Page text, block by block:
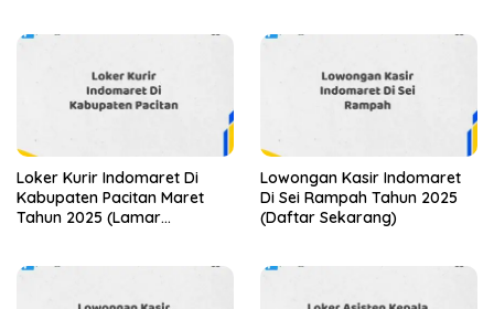
Loker Kurir Indomaret Di
Kabupaten Pacitan Maret
Tahun 2025 (Lamar
Lowongan Kasir Indomaret
Di Sei Rampah Tahun 2025
(Daftar Sekarang)